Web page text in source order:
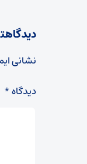
نشانی
دیدگاه*